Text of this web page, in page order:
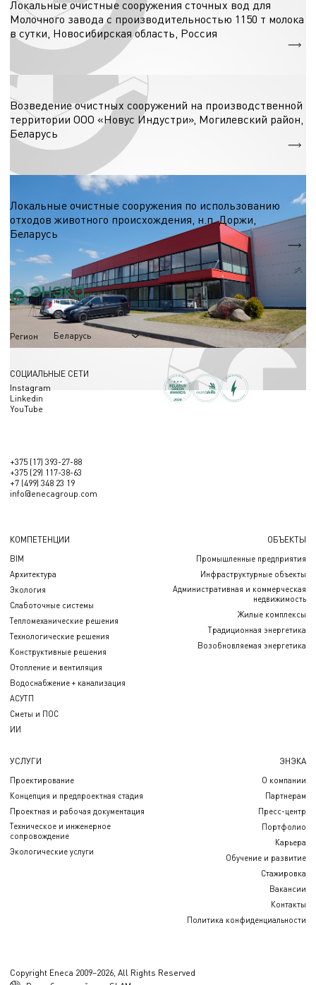
Локальные очистные сооружения сточных вод для
Молочного завода с производительностью 1150 т молока
в сутки, Новосибирская область, Россия
Производительность сооружений: 4500 м3/сут
Очистные сооружения
Возведение очистных сооружений на производственной
территории ООО «Новус Индустри», Могилевский район,
Беларусь
Пропускная способность = 1200 мЗ/сут.
Очистные сооружения
Локальные очистные сооружения по использованию
отходов животного происхождения, н.п. Доржи,
Беларусь
Производительность сооружений: 200 м3/сут
Регион Беларусь
СОЦИАЛЬНЫЕ СЕТИ
Instagram
Linkedin
YouTube
+375 (17) 393-27-88
+375 (29) 117-38-63
+7 (499) 348 23 19
info@enecagroup.com
КОМПЕТЕНЦИИ
BIM
Архитектура
Экология
Слаботочные системы
Тепломеханические решения
Технологические решения
Конструктивные решения
Отопление и вентиляция
Водоснабжение + канализация
АСУТП
Сметы и ПОС
ИИ
ОБЪЕКТЫ
Промышленные предприятия
Инфраструктурные объекты
Административная и коммерческая
недвижимость
Жилые комплексы
Традиционная энергетика
Возобновляемая энергетика
УСЛУГИ
Проектирование
Концепция и предпроектная стадия
Проектная и рабочая документация
Техническое и инженерное
сопровождение
Экологические услуги
ЭНЭКА
О компании
Партнерам
Пресс-центр
Портфолио
Карьера
Обучение и развитие
Стажировка
Вакансии
Контакты
Политика конфиденциальности
Copyright Eneca 2009–2026, All Rights Reserved